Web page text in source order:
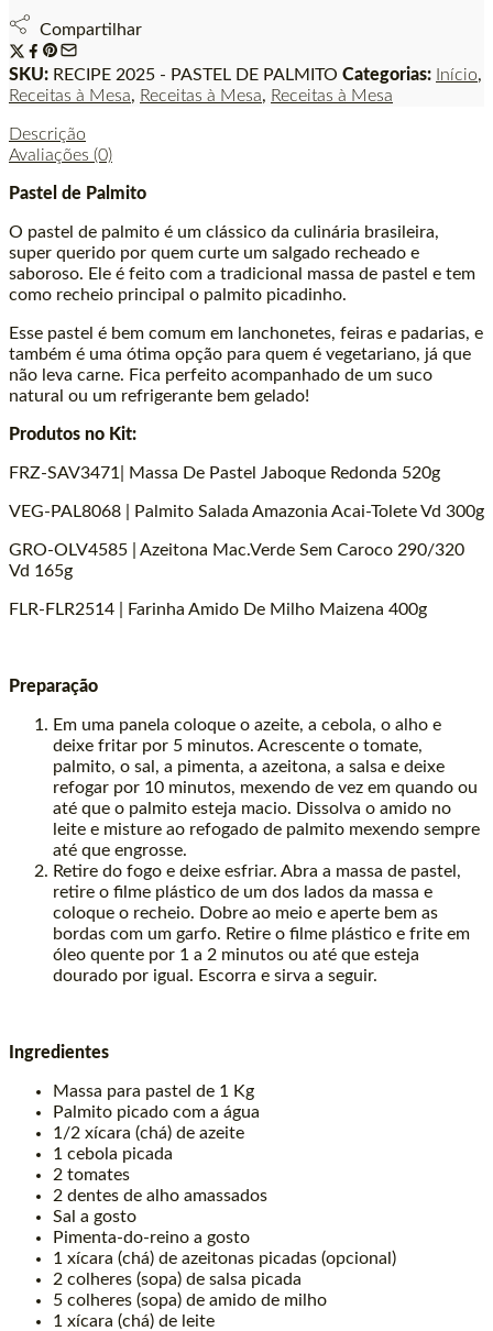
Compartilhar
SKU: RECIPE 2025 - PASTEL DE PALMITO Categorias: Início,
Receitas à Mesa, Receitas à Mesa, Receitas à Mesa
Descrição
Avaliações (0)
Pastel de Palmito
O pastel de palmito é um clássico da culinária brasileira,
super querido por quem curte um salgado recheado e
saboroso. Ele é feito com a tradicional massa de pastel e tem
como recheio principal o palmito picadinho.
Esse pastel é bem comum em lanchonetes, feiras e padarias, e
também é uma ótima opção para quem é vegetariano, já que
não leva carne. Fica perfeito acompanhado de um suco
natural ou um refrigerante bem gelado!
Produtos no Kit:
FRZ-SAV3471| Massa De Pastel Jaboque Redonda 520g
VEG-PAL8068 | Palmito Salada Amazonia Acai-Tolete Vd 300g
GRO-OLV4585 | Azeitona Mac.Verde Sem Caroco 290/320
Vd 165g
FLR-FLR2514 | Farinha Amido De Milho Maizena 400g
Preparação
Em uma panela coloque o azeite, a cebola, o alho e
deixe fritar por 5 minutos. Acrescente o tomate,
palmito, o sal, a pimenta, a azeitona, a salsa e deixe
refogar por 10 minutos, mexendo de vez em quando ou
até que o palmito esteja macio. Dissolva o amido no
leite e misture ao refogado de palmito mexendo sempre
até que engrosse.
Retire do fogo e deixe esfriar. Abra a massa de pastel,
retire o filme plástico de um dos lados da massa e
coloque o recheio. Dobre ao meio e aperte bem as
bordas com um garfo. Retire o filme plástico e frite em
óleo quente por 1 a 2 minutos ou até que esteja
dourado por igual. Escorra e sirva a seguir.
Ingredientes
Massa para pastel de 1 Kg
Palmito picado com a água
1/2 xícara (chá) de azeite
1 cebola picada
2 tomates
2 dentes de alho amassados
Sal a gosto
Pimenta-do-reino a gosto
1 xícara (chá) de azeitonas picadas (opcional)
2 colheres (sopa) de salsa picada
5 colheres (sopa) de amido de milho
1 xícara (chá) de leite